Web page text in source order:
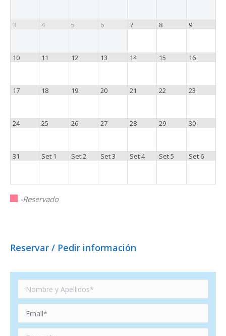
3 4 5 6 7 8 9
10 11 12 13 14 15 16
17 18 19 20 21 22 23
24 25 26 27 28 29 30
31 Set 1 Set 2 Set 3 Set 4 Set 5 Set 6
-Reservado
Reservar / Pedir información